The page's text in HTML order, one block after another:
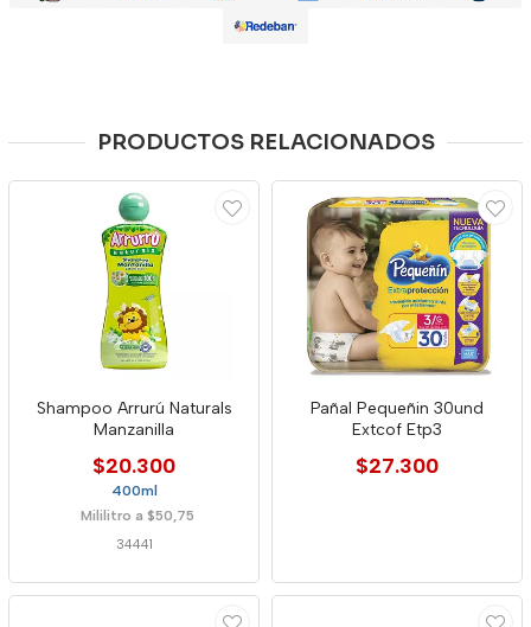
PRODUCTOS RELACIONADOS
Shampoo Arrurú Naturals
Manzanilla
$20.300
400ml
Mililitro a $50,75
34441
Pañal Pequeñin 30und
Extcof Etp3
$27.300